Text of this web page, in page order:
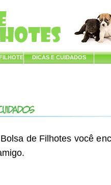
DICAS E CUIDADOS
de Filhotes você